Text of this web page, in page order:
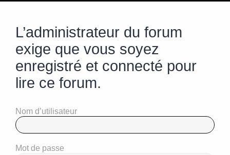
L’administrateur du forum
exige que vous soyez
enregistré et connecté pour
lire ce forum.
Nom d’utilisateur
Mot de passe